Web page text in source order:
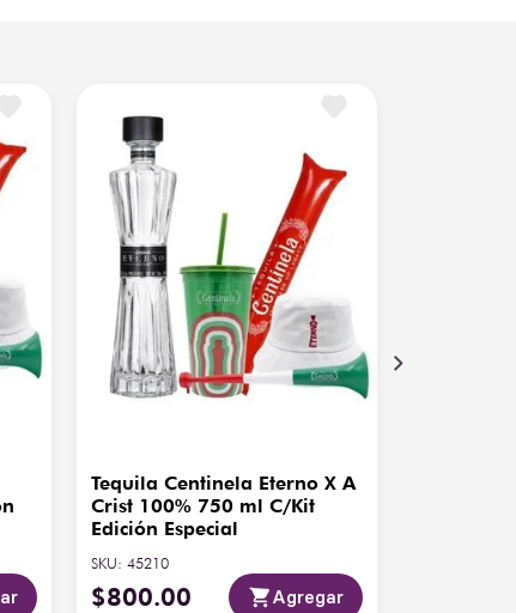
Tequila Centinela Eterno X A
Crist 100% 750 ml C/Kit
Edición Especial
SKU:45210
$800.00 Agregar